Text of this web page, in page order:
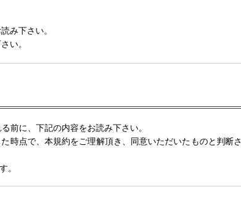
み下さい。
い。
前に、下記の内容をお読み下さい。
時点で、本規約をご理解頂き、同意いただいたものと判断さ
。